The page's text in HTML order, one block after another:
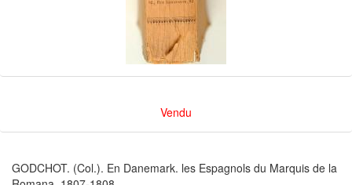
Vendu
GODCHOT. (Col.). En Danemark. les Espagnols du Marquis de la